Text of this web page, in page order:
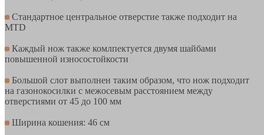
Стандартное центральное отверстие также подходит на
MTD
Каждый нож также комлпектуется двумя шайбами
повышенной износостойкости
Большой слот выполнен таким образом, что нож подходит
на газонокосилки с межосевым расстоянием между
отверстиями от 45 до 100 мм
Ширина кошения: 46 см